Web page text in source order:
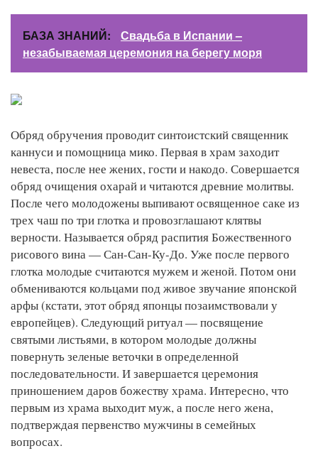
БАЗА ЗНАНИЙ:
Свадьба в Испании –
незабываемая церемония на берегу моря
Обряд обручения проводит синтоистский священник
каннуси и помощница мико. Первая в храм заходит
невеста, после нее жених, гости и накодо. Совершается
обряд очищения охарай и читаются древние молитвы.
После чего молодожены выпивают освященное саке из
трех чаш по три глотка и провозглашают клятвы
верности. Называется обряд распития Божественного
рисового вина — Сан-Сан-Ку-До. Уже после первого
глотка молодые считаются мужем и женой. Потом они
обмениваются кольцами под живое звучание японской
арфы (кстати, этот обряд японцы позаимствовали у
европейцев). Следующий ритуал — посвящение
святыми листьями, в котором молодые должны
повернуть зеленые веточки в определенной
последовательности. И завершается церемония
приношением даров божеству храма. Интересно, что
первым из храма выходит муж, а после него жена,
подтверждая первенство мужчины в семейных
вопросах.